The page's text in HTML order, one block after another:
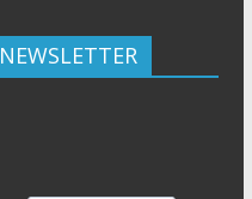
NEWSLETTER